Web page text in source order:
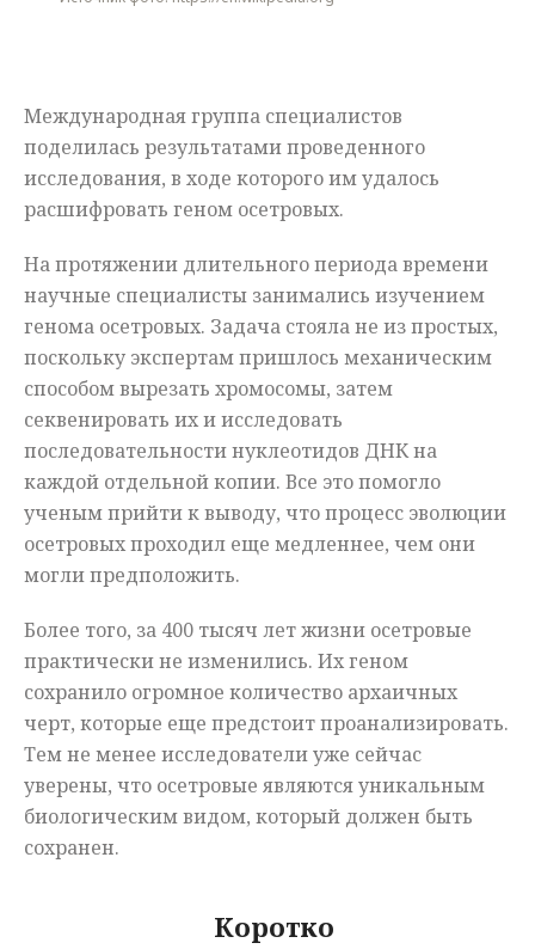
Международная группа специалистов
поделилась результатами проведенного
исследования, в ходе которого им удалось
расшифровать геном осетровых.
На протяжении длительного периода времени
научные специалисты занимались изучением
генома осетровых. Задача стояла не из простых,
поскольку экспертам пришлось механическим
способом вырезать хромосомы, затем
секвенировать их и исследовать
последовательности нуклеотидов ДНК на
каждой отдельной копии. Все это помогло
ученым прийти к выводу, что процесс эволюции
осетровых проходил еще медленнее, чем они
могли предположить.
Более того, за 400 тысяч лет жизни осетровые
практически не изменились. Их геном
сохранило огромное количество архаичных
черт, которые еще предстоит проанализировать.
Тем не менее исследователи уже сейчас
уверены, что осетровые являются уникальным
биологическим видом, который должен быть
сохранен.
Коротко